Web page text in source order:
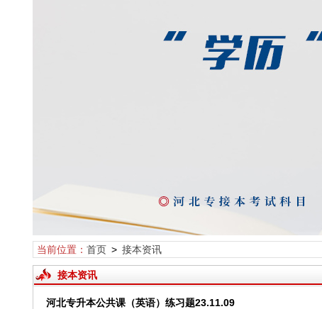
当前位置： 首页> 接本资讯
接本资讯
河北专升本公共课（英语）练习题23.11.09